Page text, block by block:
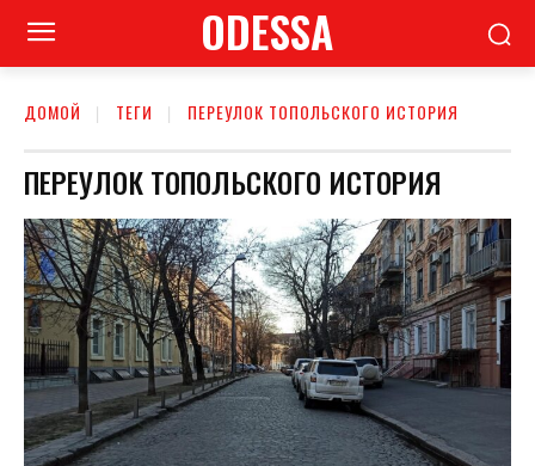
ODESSA
ДОМОЙ ТЕГИ ПЕРЕУЛОК ТОПОЛЬСКОГО ИСТОРИЯ
ПЕРЕУЛОК ТОПОЛЬСКОГО ИСТОРИЯ